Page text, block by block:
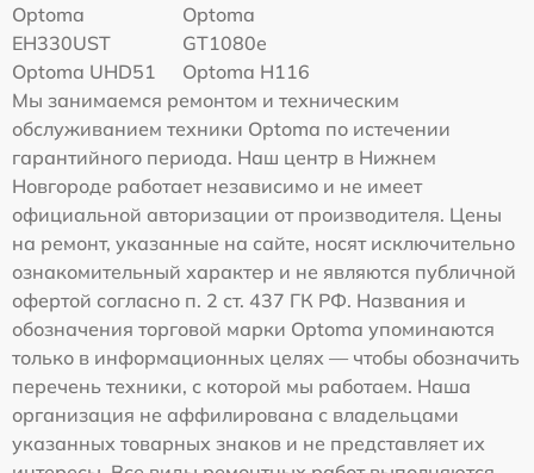
Optoma
EH330UST
Optoma
GT1080e
Optoma UHD51
Optoma H116
Мы занимаемся ремонтом и техническим
обслуживанием техники Optoma по истечении
гарантийного периода. Наш центр в Нижнем
Новгороде работает независимо и не имеет
официальной авторизации от производителя. Цены
на ремонт, указанные на сайте, носят исключительно
ознакомительный характер и не являются публичной
офертой согласно п. 2 ст. 437 ГК РФ. Названия и
обозначения торговой марки Optoma упоминаются
только в информационных целях — чтобы обозначить
перечень техники, с которой мы работаем. Наша
организация не аффилирована с владельцами
указанных товарных знаков и не представляет их